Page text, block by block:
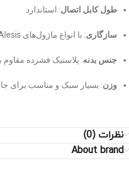
طول کابل اتصال: استاندارد
سازگاری: با انواع ماژول‌های Alesis و سایر برندها
جنس بدنه: پلاستیک فشرده مقاوم
وزن: بسیار سبک و مناسب برای
نظرات (0)
About brand